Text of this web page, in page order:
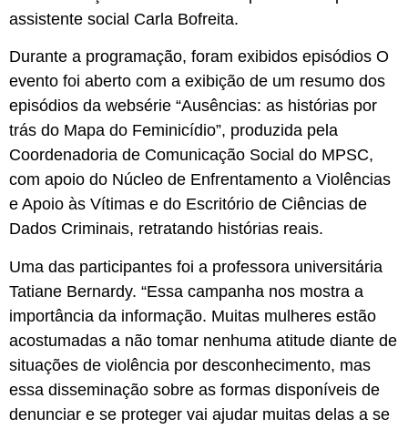
assistente social Carla Bofreita.
Durante a programação, foram exibidos episódios O
evento foi aberto com a exibição de um resumo dos
episódios da websérie “Ausências: as histórias por
trás do Mapa do Feminicídio”, produzida pela
Coordenadoria de Comunicação Social do MPSC,
com apoio do Núcleo de Enfrentamento a Violências
e Apoio às Vítimas e do Escritório de Ciências de
Dados Criminais, retratando histórias reais.
Uma das participantes foi a professora universitária
Tatiane Bernardy. “Essa campanha nos mostra a
importância da informação. Muitas mulheres estão
acostumadas a não tomar nenhuma atitude diante de
situações de violência por desconhecimento, mas
essa disseminação sobre as formas disponíveis de
denunciar e se proteger vai ajudar muitas delas a se